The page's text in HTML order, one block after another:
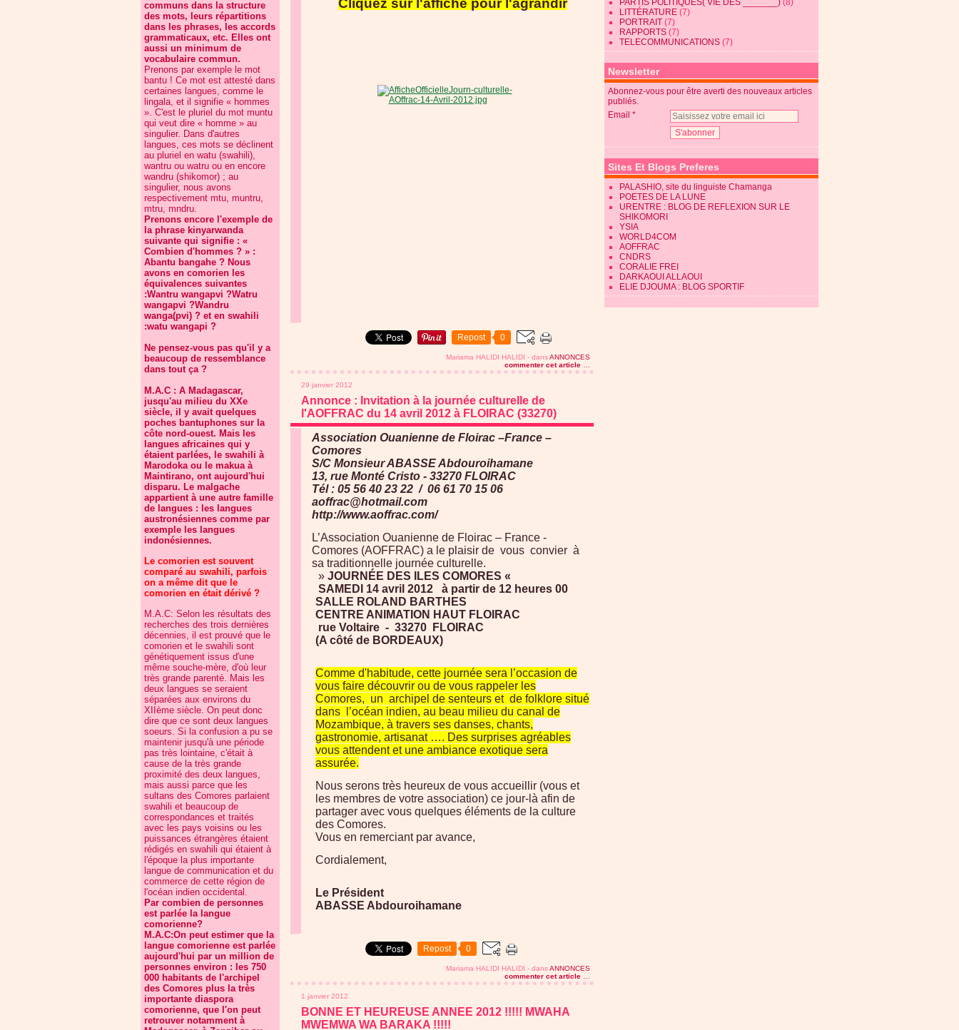
communs dans la structure
des mots, leurs répartitions
dans les phrases, les accords
grammaticaux, etc. Elles ont
aussi un minimum de
vocabulaire commun.
Prenons par exemple le mot
bantu ! Ce mot est attesté dans
certaines langues, comme le
lingala, et il signifie « hommes
». C'est le pluriel du mot muntu
qui veut dire « homme » au
singulier. Dans d'autres
langues, ces mots se déclinent
au pluriel en watu (swahili),
wantru ou watru ou en encore
wandru (shikomor) ; au
singulier, nous avons
respectivement mtu, muntru,
mtru, mndru.
Prenons encore l'exemple de
la phrase kinyarwanda
suivante qui signifie : «
Combien d'hommes ? » :
Abantu bangahe ? Nous
avons en comorien les
équivalences suivantes
:Wantru wangapvi ?Watru
wangapvi ?Wandru
wanga(pvi) ? et en swahili
:watu wangapi ?
Ne pensez-vous pas qu'il y a
beaucoup de ressemblance
dans tout ça ?
M.A.C : A Madagascar,
jusqu'au milieu du XXe
siècle, il y avait quelques
poches bantuphones sur la
côte nord-ouest. Mais les
langues africaines qui y
étaient parlées, le swahili à
Marodoka ou le makua à
Maintirano, ont aujourd'hui
disparu. Le malgache
appartient à une autre famille
de langues : les langues
austronésiennes comme par
exemple les langues
indonésiennes.
Le comorien est souvent
comparé au swahili, parfois
on a même dit que le
comorien en était dérivé ?
M.A.C: Selon les résultats des
recherches des trois dernières
décennies, il est prouvé que le
comorien et le swahili sont
génétiquement issus d'une
même souche-mère, d'où leur
très grande parenté. Mais les
deux langues se seraient
séparées aux environs du
XIIème siècle. On peut donc
dire que ce sont deux langues
soeurs. Si la confusion a pu se
maintenir jusqu'à une période
pas très lointaine, c'était à
cause de la très grande
proximité des deux langues,
mais aussi parce que les
sultans des Comores parlaient
swahili et beaucoup de
correspondances et traités
avec les pays voisins ou les
puissances étrangères étaient
rédigés en swahili qui étaient à
l'époque la plus importante
langue de communication et du
commerce de cette région de
l'océan indien occidental.
Par combien de personnes
est parlée la langue
comorienne?
M.A.C:On peut estimer que la
langue comorienne est parlée
aujourd'hui par un million de
personnes environ : les 750
000 habitants de l'archipel
des Comores plus la très
importante diaspora
comorienne, que l'on peut
retrouver notamment à
Cliquez sur l'affiche pour l'agrandir
Repost 0
Mariama HALIDI HALIDI - dansANNONCES
commenter cet article
29 janvier 2012
Annonce : Invitation à la journée culturelle de
l'AOFFRAC du 14 avril 2012 à FLOIRAC (33270)
Association Ouanienne de Floirac –France –
Comores
S/C Monsieur ABASSE Abdouroihamane
13, rue Monté Cristo - 33270 FLOIRAC
Tél : 05 56 40 23 22 / 06 61 70 15 06
aoffrac@hotmail.com
http://www.aoffrac.com/
L’Association Ouanienne de Floirac – France -
Comores (AOFFRAC) a le plaisir de vous convier à
sa traditionnelle journée culturelle.
» JOURNÉE DES ILES COMORES «
SAMEDI 14 avril 2012 à partir de 12 heures 00
SALLE ROLAND BARTHES
CENTRE ANIMATION HAUT FLOIRAC
rue Voltaire - 33270 FLOIRAC
(A côté de BORDEAUX)
Comme d'habitude, cette journée sera l’occasion de
vous faire découvrir ou de vous rappeler les
Comores, un archipel de senteurs et de folklore situé
dans l’océan indien, au beau milieu du canal de
Mozambique, à travers ses danses, chants,
gastronomie, artisanat …. Des surprises agréables
vous attendent et une ambiance exotique sera
assurée.
Nous serons très heureux de vous accueillir (vous et
les membres de votre association) ce jour-là afin de
partager avec vous quelques éléments de la culture
des Comores.
Vous en remerciant par avance,
Cordialement,
Le Président
ABASSE Abdouroihamane
Repost 0
Mariama HALIDI HALIDI - dansANNONCES
commenter cet article
1 janvier 2012
BONNE ET HEUREUSE ANNEE 2012 !!!!! MWAHA
MWEMWA WA BARAKA !!!!!
PARTIS POLITIQUES( VIE DES _______) (8)
LITTÉRATURE (7)
PORTRAIT (7)
RAPPORTS (7)
TELECOMMUNICATIONS (7)
Newsletter
Abonnez-vous pour être averti des nouveaux articles
publiés.
Email
Sites Et Blogs Preferes
PALASHIO, site du linguiste Chamanga
POETES DE LA LUNE
URENTRE : BLOG DE REFLEXION SUR LE
SHIKOMORI
YSIA
WORLD4COM
AOFFRAC
CNDRS
CORALIE FREI
DARKAOUI ALLAOUI
ELIE DJOUMA : BLOG SPORTIF